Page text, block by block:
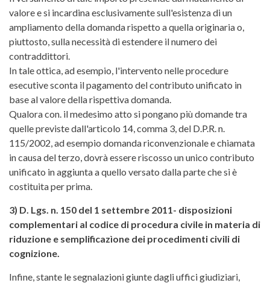
valore e si incardina esclusivamente sull'esistenza di un
ampliamento della domanda rispetto a quella originaria o,
piuttosto, sulla necessità di estendere il numero dei
contraddittori.
In tale ottica, ad esempio, l'intervento nelle procedure
esecutive sconta il pagamento del contributo unificato in
base al valore della rispettiva domanda.
Qualora con. il medesimo atto si pongano più domande tra
quelle previste dall'articolo 14, comma 3, del D.P.R. n.
115/2002, ad esempio domanda riconvenzionale e chiamata
in causa del terzo, dovrà essere riscosso un unico contributo
unificato in aggiunta a quello versato dalla parte che si è
costituita per prima.
3) D. Lgs. n. 150 del 1 settembre 2011- disposizioni
complementari al codice di procedura civile in materia di
riduzione e semplificazìone dei procedimenti civili di
cognizione.
Infine, stante le segnalazioni giunte dagli uffici giudiziari,